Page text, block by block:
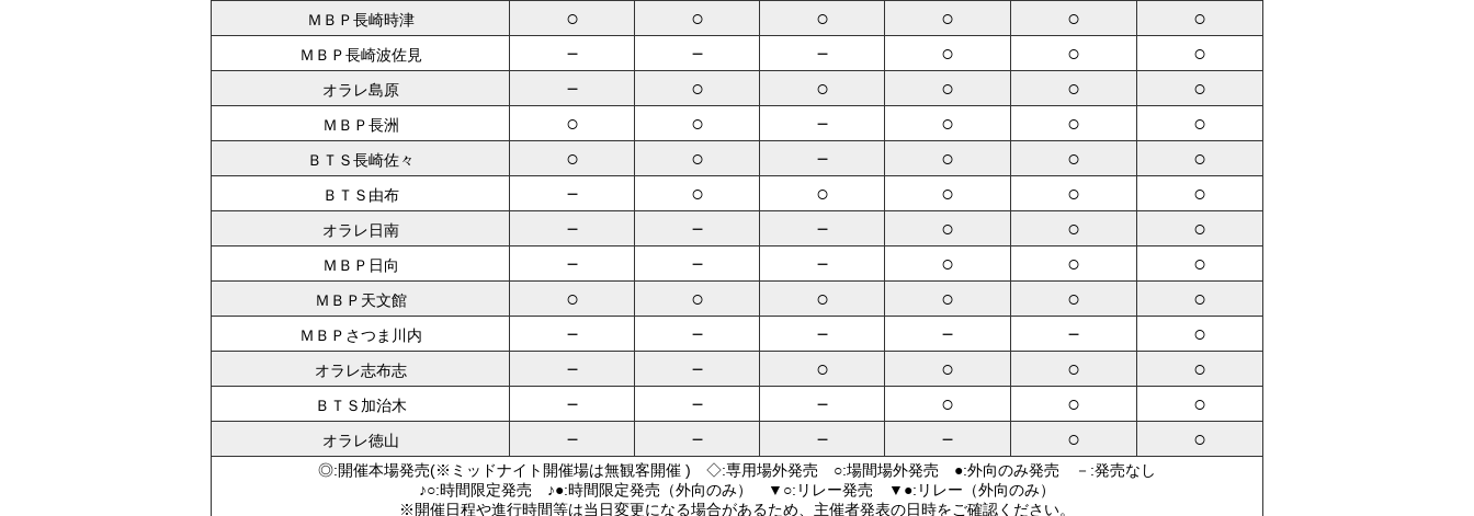
ＭＢＰ長崎時津 ○ ○ ○ ○ ○ ○
ＭＢＰ長崎波佐見 － － － ○ ○ ○
オラレ島原 － ○ ○ ○ ○ ○
ＭＢＰ長洲 ○ ○ － ○ ○ ○
ＢＴＳ長崎佐々 ○ ○ － ○ ○ ○
ＢＴＳ由布 － ○ ○ ○ ○ ○
オラレ日南 － － － ○ ○ ○
ＭＢＰ日向 － － － ○ ○ ○
ＭＢＰ天文館 ○ ○ ○ ○ ○ ○
ＭＢＰさつま川内 － － － － － ○
オラレ志布志 － － ○ ○ ○ ○
ＢＴＳ加治木 － － － ○ ○ ○
オラレ徳山 － － － － ○ ○
◎:開催本場発売(※ミッドナイト開催場は無観客開催 ) ◇:専用場外発売 ○:場間場外発売 ●:外向のみ発売 －:発売なし
♪○:時間限定発売 ♪●:時間限定発売（外向のみ） ▼○:リレー発売 ▼●:リレー（外向のみ）
※開催日程や進行時間等は当日変更になる場合があるため、主催者発表の日時をご確認ください。